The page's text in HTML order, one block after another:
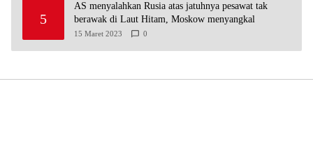
5
AS menyalahkan Rusia atas jatuhnya pesawat tak
berawak di Laut Hitam, Moskow menyangkal
15 Maret 2023 0